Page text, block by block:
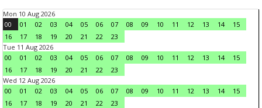
Mon 10 Aug 2026
00
01 02 03 04 05 06 07 08 09 10 11 12 13 14
15
16
17 18 19 20 21 22
23
Tue 11 Aug 2026
00
01 02 03 04 05 06 07 08 09 10 11 12 13 14
15
16
17 18 19 20 21 22
23
Wed 12 Aug 2026
00
01 02 03 04 05 06 07 08 09 10 11 12 13 14
15
16
17 18 19 20 21 22
23